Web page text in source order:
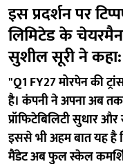
इस प्रदर्शन पर
लिमिटेड के चेयरमैन
सुशील सूरी ने कहा:
"Q1 FY27 मोरपेन की
है। कंपनी ने अपना अब
प्रॉफिटेबिलिटी सुधार
इससे भी अहम बात यह है
मैंडेट अब फुल स्केल